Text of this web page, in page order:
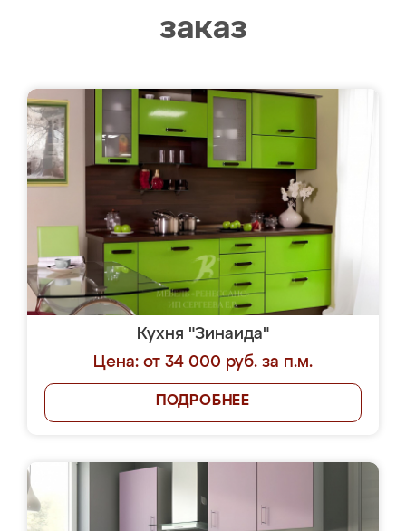
заказ
Кухня "Зинаида"
Цена: от 34 000 руб. за п.м.
ПОДРОБНЕЕ